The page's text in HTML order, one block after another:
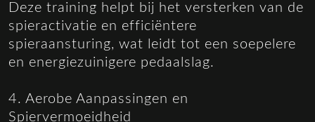
Deze training helpt bij het versterken van de
spieractivatie en efficiëntere
spieraansturing, wat leidt tot een soepelere
en energiezuinigere pedaalslag.
4. Aerobe Aanpassingen en
Spiervermoeidheid